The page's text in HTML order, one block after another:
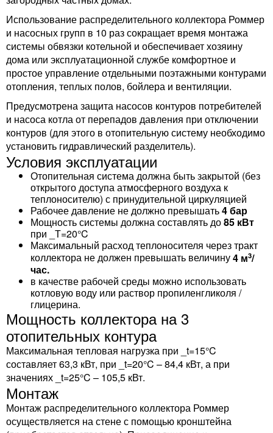
Использование распределительного коллектора Роммер
и насосных групп в 10 раз сокращает время монтажа
системы обвязки котельной и обеспечивает хозяину
дома или эксплуатационной службе комфортное и
простое управление отдельными поэтажными контурами
отопления, теплых полов, бойлера и вентиляции.
Предусмотрена защита насосов контуров потребителей
и насоса котла от перепадов давления при отключении
контуров (для этого в отопительную систему необходимо
установить гидравлический разделитель).
Условия эксплуатации
Отопительная система должна быть закрытой (без
открытого доступа атмосферного воздуха к
теплоносителю) с принудительной циркуляцией
Рабочее давление не должно превышать4 бар
Мощность системы должна составлять до85 кВт
при _Т=20°C
Максимальный расход теплоносителя через тракт
коллектора не должен превышать величину4 м3/
час.
в качестве рабочей среды можно использовать
котловую воду или раствор пропиленгликоля /
глицерина.
Мощность коллектора на 3
отопительных контура
Максимальная тепловая нагрузка при _t=15°C
составляет 63,3 кВт, при _t=20°C – 84,4 кВт, а при
значениях _t=25°C – 105,5 кВт.
Монтаж
Монтаж распределительного коллектора Роммер
осуществляется на стене с помощью кронштейна